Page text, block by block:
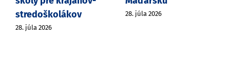
stredoškolákov
28. júla 2026
28. júla 2026